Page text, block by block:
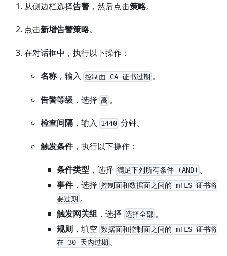
从侧边栏选择告警 ，然后点击策略。
点击新增告警策略。
在对话框中，执行以下操作：
名称，输入 控制面 CA 证书过期 。
告警等级 ，选择 高 。
检查间隔 ，输入 1440 分钟。
触发条件，执行以下操作：
条件类型 ，选择 满足下列所有条件 (AND) 。
事件，选择 控制面和数据面之间的 mTLS 证书将
要过期 。
触发网关组 ，选择 选择全部 。
规则 ，填空 数据面和控制面之间的 mTLS 证书将
在 30 天内过期 。